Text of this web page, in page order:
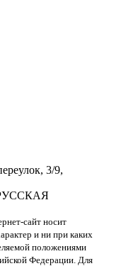
3/9,
сайт носит
и ни при каких
положениями
Федерации. Для